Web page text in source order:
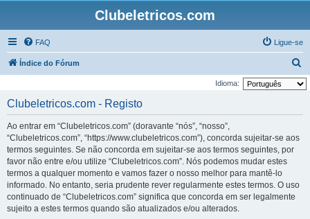
Clubeletricos.com
FAQ Ligue-se
Índice do Fórum
e
Idioma:
Clubeletricos.com - Registo
Ao entrar em “Clubeletricos.com” (doravante “nós”, “nosso”,
“Clubeletricos.com”, “https://www.clubeletricos.com”), concorda sujeitar-se aos
termos seguintes. Se não concorda em sujeitar-se aos termos seguintes, por
favor não entre e/ou utilize “Clubeletricos.com”. Nós podemos mudar estes
termos a qualquer momento e vamos fazer o nosso melhor para mantê-lo
informado. No entanto, seria prudente rever regularmente estes termos. O uso
continuado de “Clubeletricos.com” significa que concorda em ser legalmente
sujeito a estes termos quando são atualizados e/ou alterados.